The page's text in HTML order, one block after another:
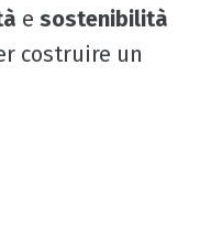
e sostenibilità
costruire un